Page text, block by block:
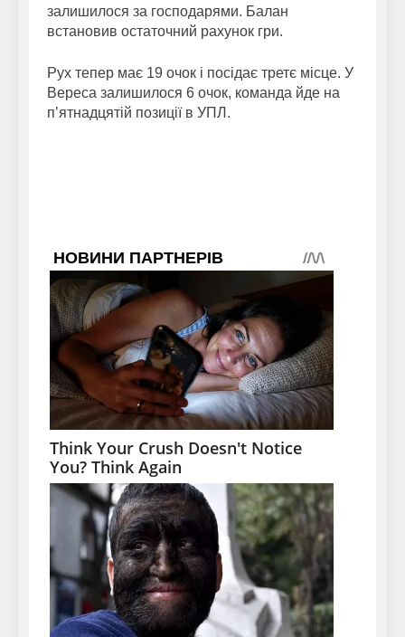
залишилося за господарями. Балан
встановив остаточний рахунок гри.
Рух тепер має 19 очок і посідає третє місце. У
Вереса залишилося 6 очок, команда йде на
п’ятнадцятій позиції в УПЛ.